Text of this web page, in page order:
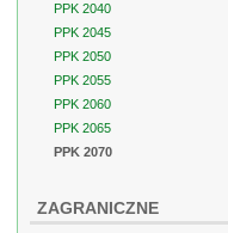
PPK 2040
PPK 2045
PPK 2050
PPK 2055
PPK 2060
PPK 2065
PPK 2070
ZAGRANICZNE